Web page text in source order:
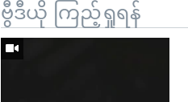
ဗွီဒီယို ကြည့်ရှုရန်